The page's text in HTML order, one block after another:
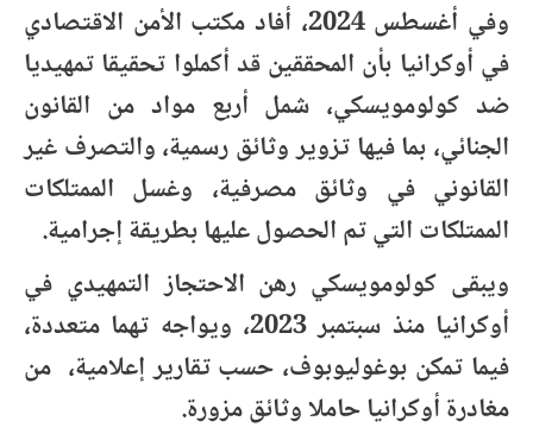
وفي أغسطس 2024، أفاد مكتب الأمن الاقتصادي
في أوكرانيا بأن المحققين قد أكملوا تحقيقا تمهيديا
ضد كولومويسكي، شمل أربع مواد من القانون
الجنائي، بما فيها تزوير وثائق رسمية، والتصرف غير
القانوني في وثائق مصرفية، وغسل الممتلكات
الممتلكات التي تم الحصول عليها بطريقة إجرامية.
ويبقى كولومويسكي رهن الاحتجاز التمهيدي في
أوكرانيا منذ سبتمبر 2023، ويواجه تهما متعددة،
فيما تمكن بوغوليوبوف، حسب تقارير إعلامية، من
مغادرة أوكرانيا حاملا وثائق مزورة.